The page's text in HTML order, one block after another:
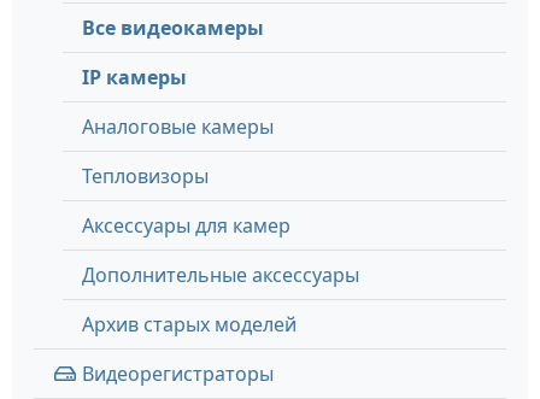
Все видеокамеры
IP камеры
Аналоговые камеры
Тепловизоры
Аксессуары для камер
Дополнительные аксессуары
Архив старых моделей
Видеорегистраторы